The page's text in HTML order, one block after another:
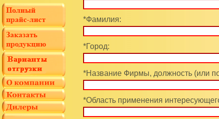
*Фамилия:
*Город:
*Название Фирмы, должность (или
*Область применения